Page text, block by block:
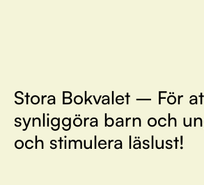
Stora Bokvalet – För
synliggöra barn och
och stimulera läslust!